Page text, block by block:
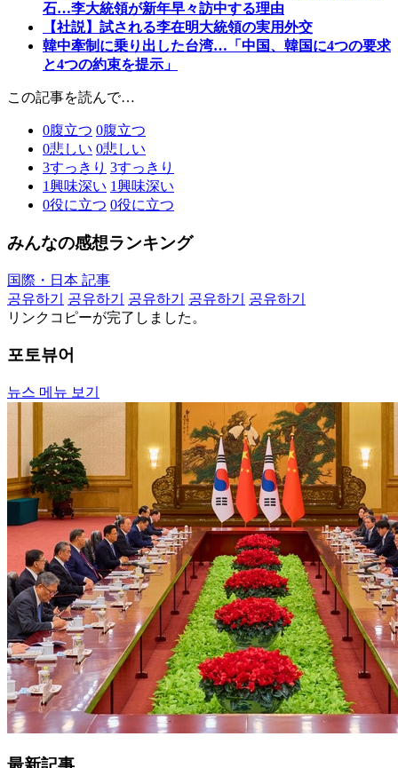
石…李大統領が新年早々訪中する理由
【社説】試される李在明大統領の実用外交
韓中牽制に乗り出した台湾…「中国、韓国に4つの要求
と4つの約束を提示」
この記事を読んで…
0腹立つ 0腹立つ
0悲しい 0悲しい
3すっきり 3すっきり
1興味深い 1興味深い
0役に立つ 0役に立つ
みんなの感想ランキング
国際・日本 記事
공유하기
공유하기 공유하기 공유하기
공유하기
リンクコピーが完了しました。
포토뷰어
뉴스 메뉴 보기